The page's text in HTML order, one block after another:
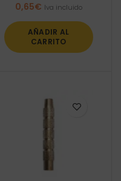
0,65€ Iva incluido
AÑADIR AL
CARRITO